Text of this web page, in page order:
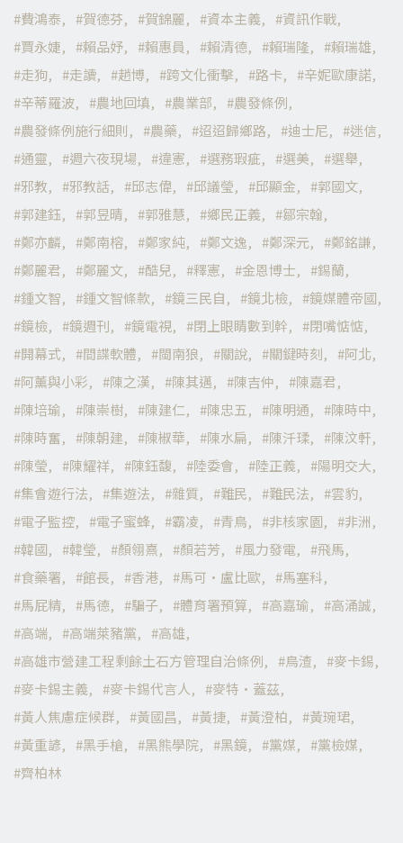
費鴻泰
賀德芬 賀錦麗 資本主義
資訊作戰
賈永婕
賴品妤 賴惠員 賴清德 賴瑞隆
賴瑞雄
走狗
走讀 趙博 跨文化衝擊 路卡
辛妮歐康諾
辛蒂羅波
農地回填 農業部
農發條例
農發條例施行細則
農藥 迢迢歸鄉路 迪士尼
迷信
通靈
週六夜現場 違憲 選務瑕疵 選美
選舉
邪教
邪教話 邱志偉 邱議瑩 邱顯金
郭國文
郭建鈺
郭昱晴 郭雅慧 鄉民正義
鄒宗翰
鄭亦麟
鄭南榕 鄭家純 鄭文逸 鄭深元
鄭銘謙
鄭麗君
鄭麗文 酷兒 釋憲 金恩博士
錫蘭
鍾文智
鍾文智條款 鏡三民自 鏡北檢
鏡媒體帝國
鏡檢
鏡週刊 鏡電視 閉上眼睛數到幹
閉嘴惦惦
開幕式
間諜軟體 閩南狼 關說 關鍵時刻
阿北
阿薰與小彩
陳之漢 陳其邁 陳吉仲
陳嘉君
陳培瑜
陳崇樹 陳建仁 陳忠五 陳明通
陳時中
陳時奮
陳朝建 陳椒華 陳水扁 陳汘瑈
陳汶軒
陳瑩
陳耀祥 陳鈺馥 陸委會 陸正義
陽明交大
集會遊行法
集遊法 雜質 難民 難民法
雲豹
電子監控
電子蜜蜂 霸凌 青鳥 非核家園
非洲
韓國
韓瑩 顏翎熹 顏若芳 風力發電
飛馬
食藥署
館長 香港 馬可·盧比歐
馬塞科
馬屁精
馬德 騙子 體育署預算 高嘉瑜
高涌誠
高端
高端萊豬黨
高雄
高雄市營建工程剩餘土石方管理自治條例
鳥渣
麥卡錫
麥卡錫主義
麥卡錫代言人
麥特·蓋茲
黃人焦慮症候群
黃國昌 黃捷 黃澄柏
黃琬珺
黃重諺
黑手槍 黑熊學院 黑鏡 黨媒
黨檢媒
齊柏林